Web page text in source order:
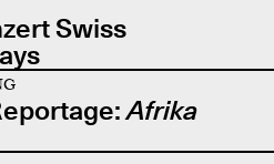
Swiss
Afrika